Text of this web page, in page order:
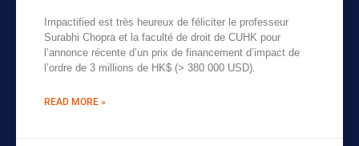
Impactified est très heureux de féliciter le professeur
Surabhi Chopra et la faculté de droit de CUHK pour
l’annonce récente d’un prix de financement d’impact de
l’ordre de 3 millions de HK$ (> 380 000 USD).
READ MORE »